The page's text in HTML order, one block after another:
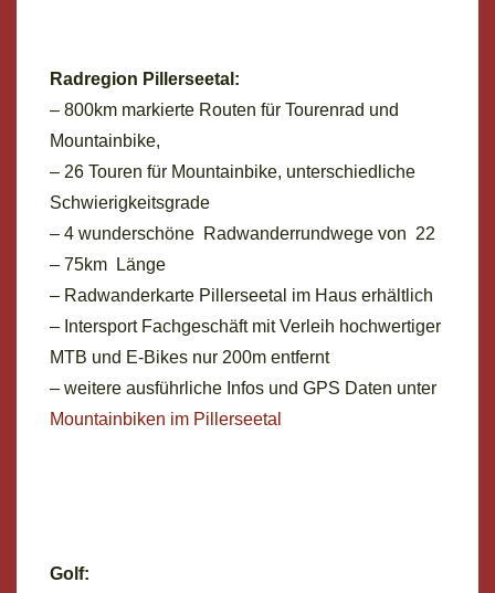
Radregion Pillerseetal:
– 800km markierte Routen für Tourenrad und
Mountainbike,
– 26 Touren für Mountainbike, unterschiedliche
Schwierigkeitsgrade
– 4 wunderschöne Radwanderrundwege von 22
– 75km Länge
– Radwanderkarte Pillerseetal im Haus erhältlich
– Intersport Fachgeschäft mit Verleih hochwertiger
MTB und E-Bikes nur 200m entfernt
– weitere ausführliche Infos und GPS Daten unter
Mountainbiken im Pillerseetal
Golf: